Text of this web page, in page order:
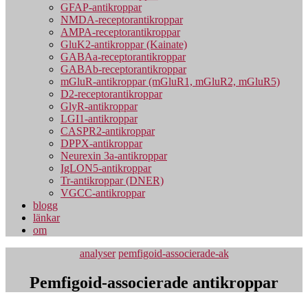
GFAP-antikroppar
NMDA-receptorantikroppar
AMPA-receptorantikroppar
GluK2-antikroppar (Kainate)
GABAa-receptorantikroppar
GABAb-receptorantikroppar
mGluR-antikroppar (mGluR1, mGluR2, mGluR5)
D2-receptorantikroppar
GlyR-antikroppar
LGI1-antikroppar
CASPR2-antikroppar
DPPX-antikroppar
Neurexin 3a-antikroppar
IgLON5-antikroppar
Tr-antikroppar (DNER)
VGCC-antikroppar
blogg
länkar
om
Kategorier
analyser pemfigoid-associerade-ak
Pemfigoid-associerade antikroppar